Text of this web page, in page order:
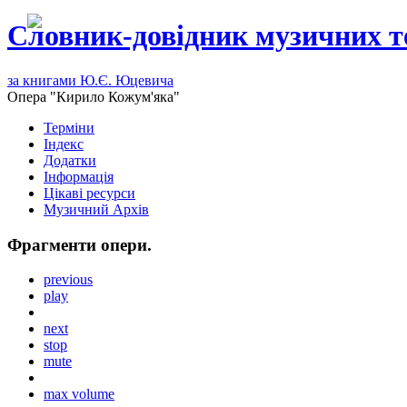
Словник-довідник музичних
за книгами Ю.Є. Юцевича
Опера "Кирило Кожум'яка"
Терміни
Індекс
Додатки
Інформація
Цікаві ресурси
Музичний Архів
Фрагменти опери.
previous
play
next
stop
mute
max volume